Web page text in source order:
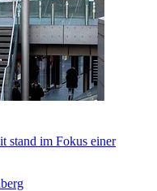
stand im Fokus einer